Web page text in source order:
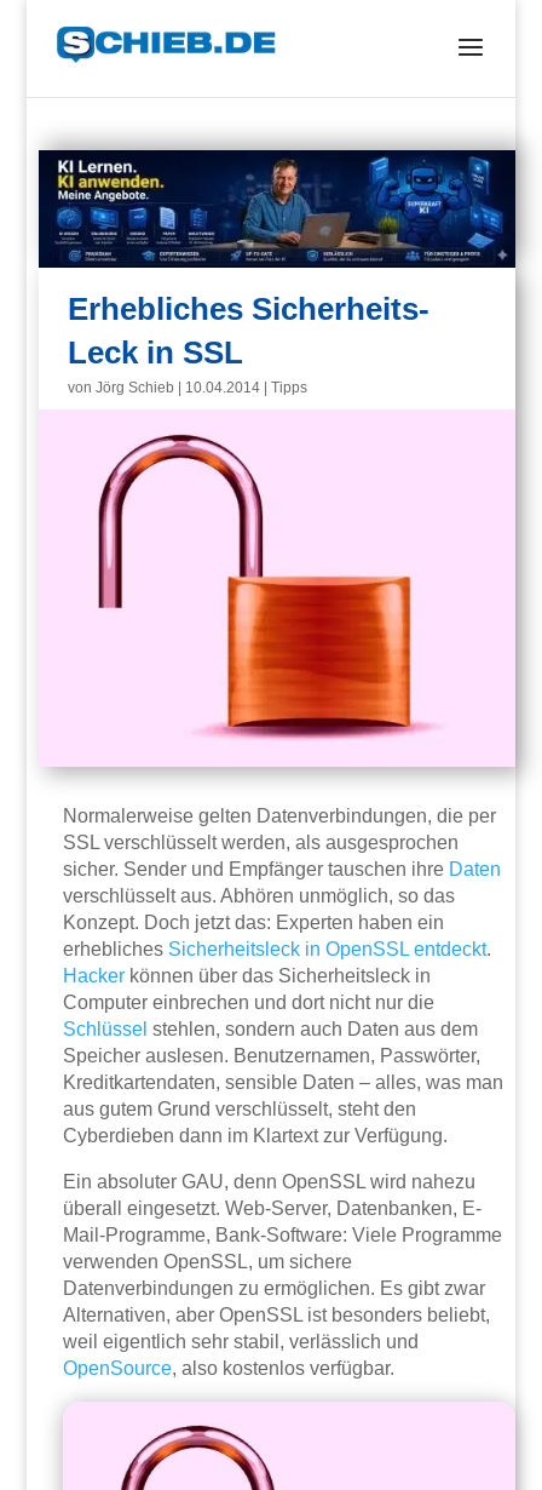
Erhebliches Sicherheits-
Leck in SSL
vonJörg Schieb 10.04.2014 |Tipps
Normalerweise gelten Datenverbindungen, die per
SSL verschlüsselt werden, als ausgesprochen
sicher. Sender und Empfänger tauschen ihre Daten
verschlüsselt aus. Abhören unmöglich, so das
Konzept. Doch jetzt das: Experten haben ein
erhebliches Sicherheitsleck in OpenSSL entdeckt.
Hacker können über das Sicherheitsleck in
Computer einbrechen und dort nicht nur die
Schlüssel stehlen, sondern auch Daten aus dem
Speicher auslesen. Benutzernamen, Passwörter,
Kreditkartendaten, sensible Daten – alles, was man
aus gutem Grund verschlüsselt, steht den
Cyberdieben dann im Klartext zur Verfügung.
Ein absoluter GAU, denn OpenSSL wird nahezu
überall eingesetzt. Web-Server, Datenbanken, E-
Mail-Programme, Bank-Software: Viele Programme
verwenden OpenSSL, um sichere
Datenverbindungen zu ermöglichen. Es gibt zwar
Alternativen, aber OpenSSL ist besonders beliebt,
weil eigentlich sehr stabil, verlässlich und
OpenSource, also kostenlos verfügbar.